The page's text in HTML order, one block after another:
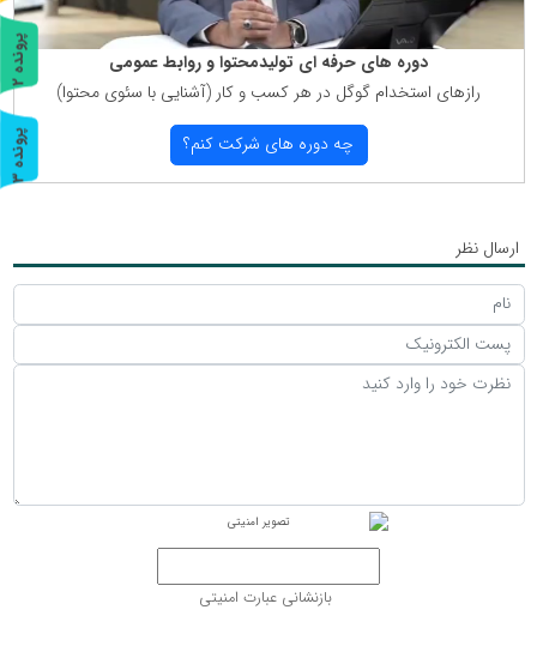
دوره های حرفه ای تولیدمحتوا و روابط عمومی
رازهای استخدام گوگل در هر كسب و كار (آشنایی با سئوی محتوا)
چه دوره های شركت كنم؟
ارسال نظر
بازنشانی عبارت امنیتی
پ
ر
و
ن
د
ه
2
پ
ر
و
ن
د
ه
3